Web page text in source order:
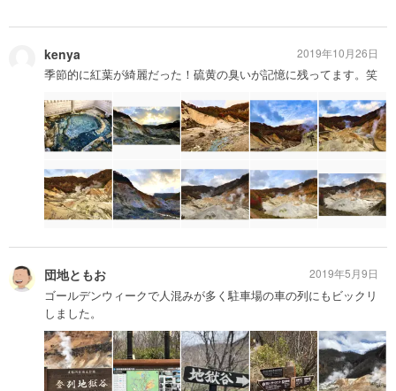
kenya
季節的に紅葉が綺麗だった！硫黄の臭いが記憶に残ってます。笑
2019年10月26日
団地ともお
ゴールデンウィークで人混みが多く駐車場の車の列にもビックリ
しました。
2019年5月9日